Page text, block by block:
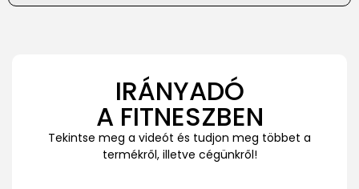
IRÁNYADÓ
A FITNESZBEN
Tekintse meg a videót és tudjon meg többet a
termékről, illetve cégünkről!